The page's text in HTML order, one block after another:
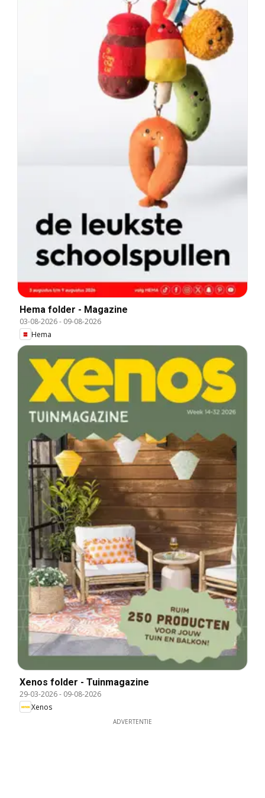
Hema folder - Magazine
03-08-2026- 09-08-2026
Hema
Xenos folder - Tuinmagazine
29-03-2026- 09-08-2026
Xenos
ADVERTENTIE